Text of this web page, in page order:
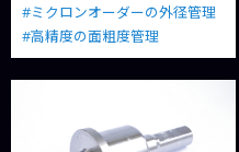
#ミクロンオーダーの外径管理
#高精度の面粗度管理